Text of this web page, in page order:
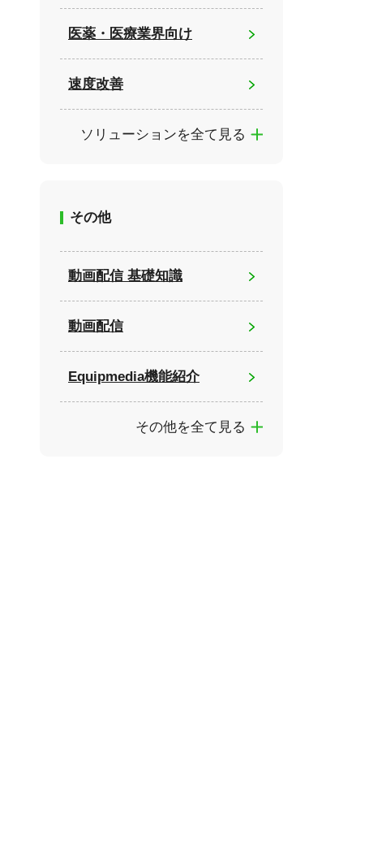
医薬・医療業界向け
速度改善
ソリューションを全て見る
その他
動画配信 基礎知識
動画配信
Equipmedia機能紹介
その他を全て見る